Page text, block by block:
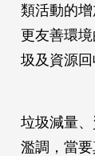
類活動的
更友善環
圾及資源回
垃圾減量
濫調，當要